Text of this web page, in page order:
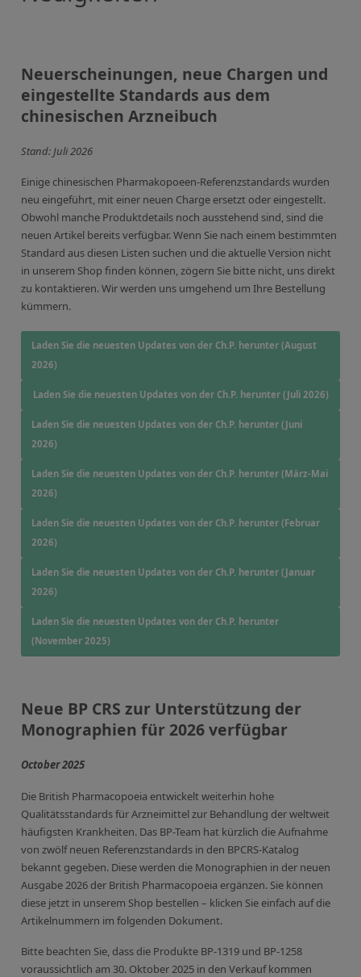
Sonstige Standards
Anorganische wässrige Kundenmischungen
Organische Analyten | Rückstandsanalytik
Elementstandards in Öl
Metallstandards | Setting Up Samples (SUS)
Pharmazeutische und organische Kundensynthesen
RFA-Monitorproben aus Silikatglas
Kundenspezifische Partikelstandards
Über uns
Unsere Partner und Marken
Presse und Aktuelles
Vertretungen im Ausland
Messen und Events
DIN EN ISO 9001:2015 Zertifizierung
Kontaktieren Sie uns
Neuerscheinungen, neue Chargen und
eingestellte Standards aus dem
chinesischen Arzneibuch
Stand: Juli 2026
Einige chinesischen Pharmakopoeen-Referenzstandards wurden
neu eingeführt, mit einer neuen Charge ersetzt oder eingestellt.
Obwohl manche Produktdetails noch ausstehend sind, sind die
neuen Artikel bereits verfügbar. Wenn Sie nach einem bestimmten
Standard aus diesen Listen suchen und die aktuelle Version nicht
in unserem Shop finden können, zögern Sie bitte nicht, uns direkt
zu kontaktieren. Wir werden uns umgehend um Ihre Bestellung
kümmern.
Laden Sie die neuesten Updates von der Ch.P. herunter (August
2026)
Laden Sie die neuesten Updates von der Ch.P. herunter (Juli 2026)
Laden Sie die neuesten Updates von der Ch.P. herunter (Juni
2026)
Laden Sie die neuesten Updates von der Ch.P. herunter (März-Mai
2026)
Laden Sie die neuesten Updates von der Ch.P. herunter (Februar
2026)
Laden Sie die neuesten Updates von der Ch.P. herunter (Januar
2026)
Laden Sie die neuesten Updates von der Ch.P. herunter
(November 2025)
Neue BP CRS zur Unterstützung der
Monographien für 2026 verfügbar
October 2025
Die British Pharmacopoeia entwickelt weiterhin hohe
Qualitätsstandards für Arzneimittel zur Behandlung der weltweit
häufigsten Krankheiten. Das BP-Team hat kürzlich die Aufnahme
von zwölf neuen Referenzstandards in den BPCRS-Katalog
bekannt gegeben. Diese werden die Monographien in der neuen
Ausgabe 2026 der British Pharmacopoeia ergänzen. Sie können
diese jetzt in unserem Shop bestellen – klicken Sie einfach auf die
Artikelnummern im folgenden Dokument.
Bitte beachten Sie, dass die Produkte BP-1319 und BP-1258
voraussichtlich am 30. Oktober 2025 in den Verkauf kommen